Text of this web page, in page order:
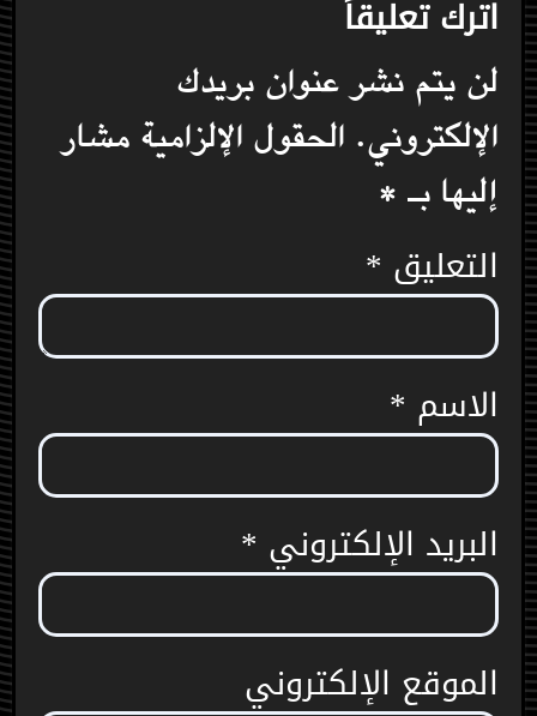
اترك تعليقاً
لن يتم نشر عنوان بريدك
الإلكتروني. الحقول الإلزامية مشار
إليها بـ *
التعليق *
الاسم *
البريد الإلكتروني *
الموقع الإلكتروني